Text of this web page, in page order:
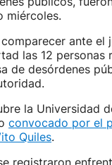
miércoles.
ante el
las 12 personas
de desórdenes
la Universidad
convocado por el
Quiles.
registraron